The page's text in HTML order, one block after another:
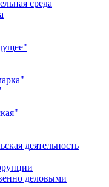
среда
деятельность
деловыми